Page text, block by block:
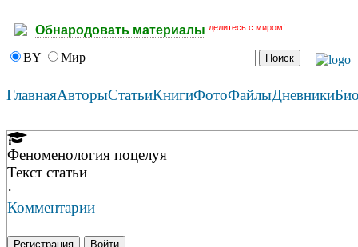
Обнародовать материалы делитесь с миром!
BY Мир
ГлавнаяАвторыСтатьиКнигиФотоФайлыДневники
Феноменология поцелуя
Текст статьи
·
Комментарии
Регистрация Войти